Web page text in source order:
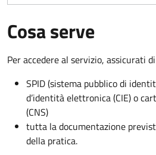
Cosa serve
Per accedere al servizio, assicurati
SPID (sistema pubblico di
d’identità elettronica (CIE) o
(CNS)
tutta la documentazione
della pratica.